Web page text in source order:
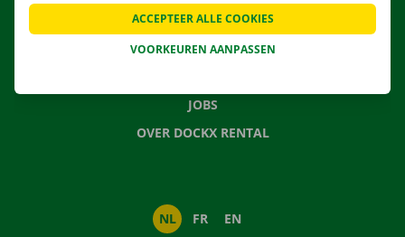
VEELGESTELDE VRAGEN
NIEUWS
JOBS
OVER DOCKX RENTAL
NL FR EN
VOORKEUREN AANPASSEN
ACCEPTEER ALLE COOKIES